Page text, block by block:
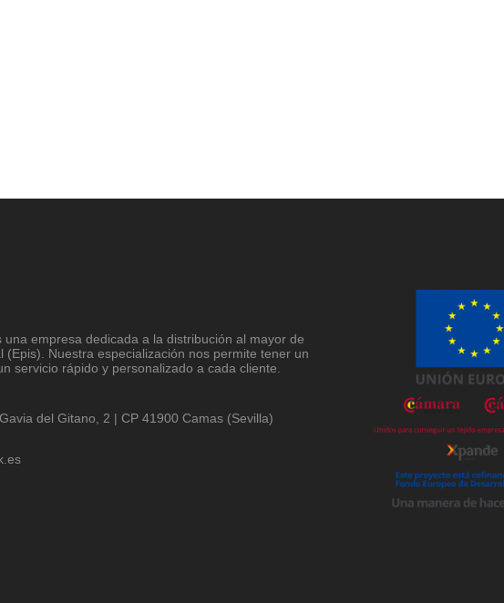
una empresa dedicada a la distribución al mayor de
(Epis). Nuestra especialización nos permite tener un
servicio rápido y personalizado a cada cliente.
del Gitano, 2 | CP 41900 Camas (Sevilla)